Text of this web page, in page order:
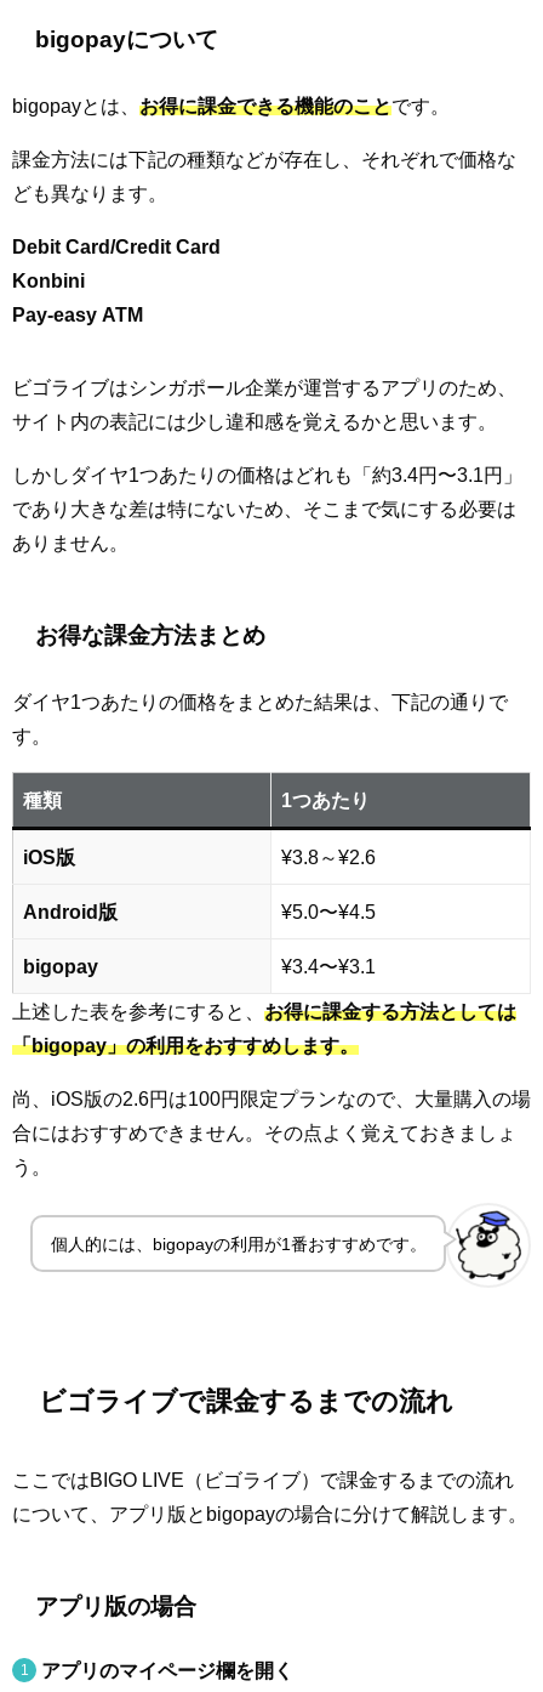
bigopayについて
bigopayとは、 お得に課金できる機能のことです。
課金方法には下記の種類などが存在し、それぞれで価格な
ども異なります。
Debit Card/Credit Card
Konbini
Pay-easy ATM
ビゴライブはシンガポール企業が運営するアプリのため、
サイト内の表記には少し違和感を覚えるかと思います。
しかしダイヤ1つあたりの価格はどれも「約3.4円〜3.1円」
であり大きな差は特にないため、そこまで気にする必要は
ありません。
お得な課金方法まとめ
ダイヤ1つあたりの価格をまとめた結果は、下記の通りで
す。
種類 1つあたり
iOS版 ¥3.8～¥2.6
Android版 ¥5.0〜¥4.5
bigopay ¥3.4〜¥3.1
上述した表を参考にすると、 お得に課金する方法としては
「bigopay」の利用をおすすめします。
尚、iOS版の2.6円は100円限定プランなので、大量購入の場
合にはおすすめできません。その点よく覚えておきましょ
う。
個人的には、bigopayの利用が1番おすすめです。
ビゴライブで課金するまでの流れ
ここではBIGO LIVE（ビゴライブ）で課金するまでの流れ
について、アプリ版とbigopayの場合に分けて解説します。
アプリ版の場合
アプリのマイページ欄を開く